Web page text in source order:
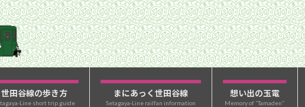
世田谷線の歩き方
Line short trip guide
まにあっく世田谷線
Setagaya-Line railfan information
想い出の玉電
Memory of “Tamaden”